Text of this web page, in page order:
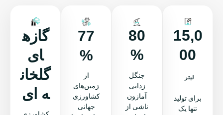
15,0
00
لیتر
برای تولید
تنها یک
80
%
جنگل
زدایی
آمازون
ناشی از
77
%
از
زمین‌های
کشاورزی
جهانی
گازه
ای
گلخان
ه ای